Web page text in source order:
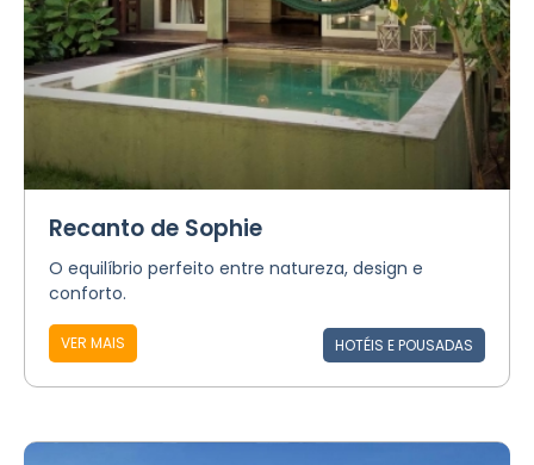
Recanto de Sophie
O equilíbrio perfeito entre natureza, design e
conforto.
VER MAIS HOTÉIS E POUSADAS